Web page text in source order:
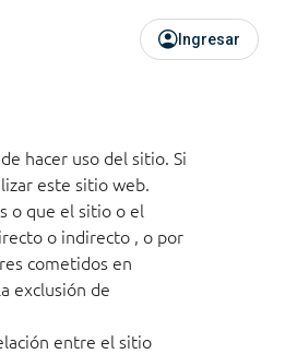
Ingresar
hacer uso del sitio. Si
este sitio web.
o que el sitio o el
o indirecto , o por
cometidos en
exclusión de
entre el sitio